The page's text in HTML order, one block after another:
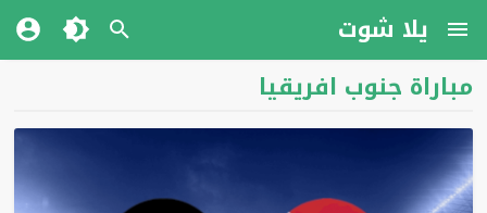
يلا شوت
مباراة جنوب افريقيا